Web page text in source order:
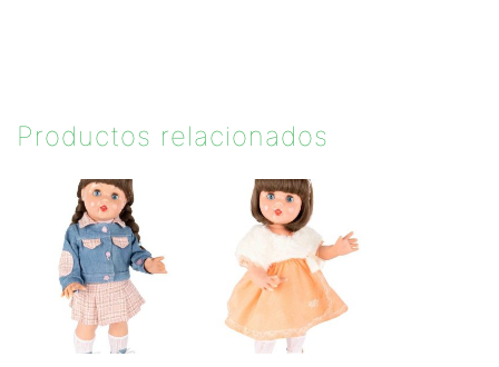
Productos relacionados